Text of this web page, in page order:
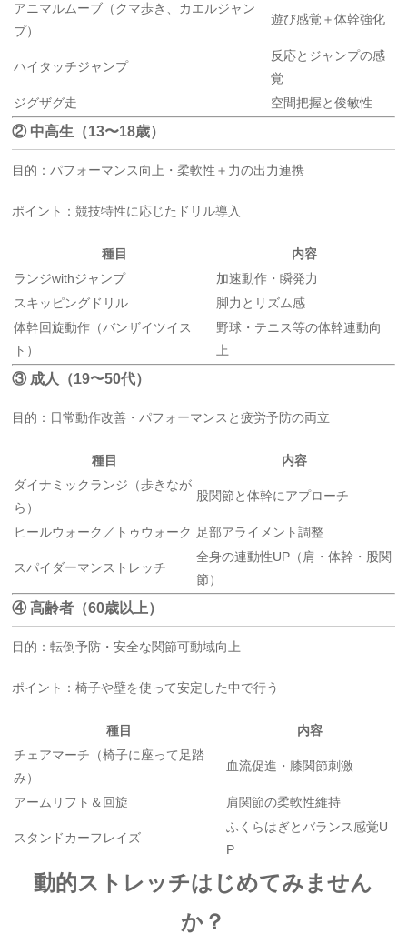
アニマルムーブ（クマ歩き、カエルジャン
プ）
遊び感覚＋体幹強化
ハイタッチジャンプ
反応とジャンプの感
覚
ジグザグ走
空間把握と俊敏性
② 中高生（13〜18歳）
目的：パフォーマンス向上・柔軟性＋力の出力連携
ポイント：競技特性に応じたドリル導入
種目
内容
ランジwithジャンプ
加速動作・瞬発力
スキッピングドリル
脚力とリズム感
体幹回旋動作（バンザイツイス
ト）
野球・テニス等の体幹連動向
上
③ 成人（19〜50代）
目的：日常動作改善・パフォーマンスと疲労予防の両立
種目
内容
ダイナミックランジ（歩きなが
ら）
股関節と体幹にアプローチ
ヒールウォーク／トゥウォーク 足部アライメント調整
スパイダーマンストレッチ
全身の連動性UP（肩・体幹・股関
節）
④ 高齢者（60歳以上）
目的：転倒予防・安全な関節可動域向上
ポイント：椅子や壁を使って安定した中で行う
種目
内容
チェアマーチ（椅子に座って足踏
み）
血流促進・膝関節刺激
アームリフト＆回旋 肩関節の柔軟性維持
スタンドカーフレイズ
ふくらはぎとバランス感覚U
P
動的ストレッチはじめてみません
か？